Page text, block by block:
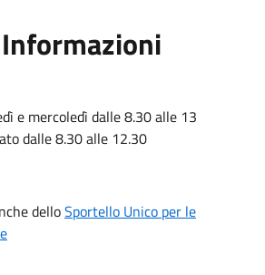
e mercoledì dalle 8.30 alle 13
dalle 8.30 alle 12.30
delloSportello Unico per le